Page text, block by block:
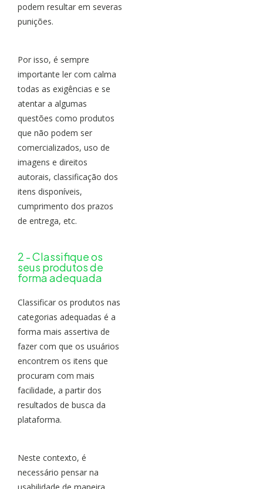
podem resultar em severas
punições.
Por isso, é sempre
importante ler com calma
todas as exigências e se
atentar a algumas
questões como produtos
que não podem ser
comercializados, uso de
imagens e direitos
autorais, classificação dos
itens disponíveis,
cumprimento dos prazos
de entrega, etc.
2 - Classifique os
seus produtos de
forma adequada
Classificar os produtos nas
categorias adequadas é a
forma mais assertiva de
fazer com que os usuários
encontrem os itens que
procuram com mais
facilidade, a partir dos
resultados de busca da
plataforma.
Neste contexto, é
necessário pensar na
usabilidade de maneira